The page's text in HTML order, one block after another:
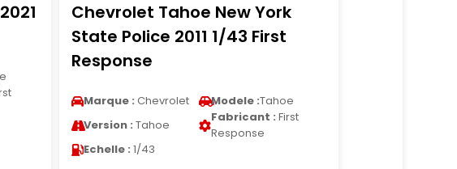
Chevrolet Tahoe New York
State Police 2011 1/43 First
Response
Marque : Chevrolet Modele :Tahoe
Version : Tahoe
Fabricant : First
Response
Echelle : 1/43